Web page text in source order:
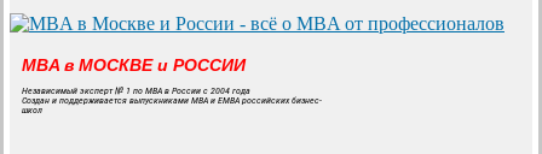
MBA в МОСКВЕ и РОССИИ
Независимый эксперт № 1 по MBA в России с 2004 года
Создан и поддерживается выпускниками MBA и EMBA российских бизнес-
школ